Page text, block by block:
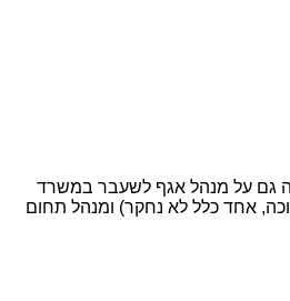
גם על מנהל אגף לשעבר במשרד
אחד כלל לא נחקר) ומנהל תחום